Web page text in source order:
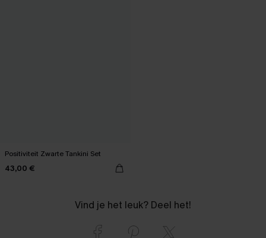
Positiviteit Zwarte Tankini Set
43,00 €
Vind je het leuk? Deel het!